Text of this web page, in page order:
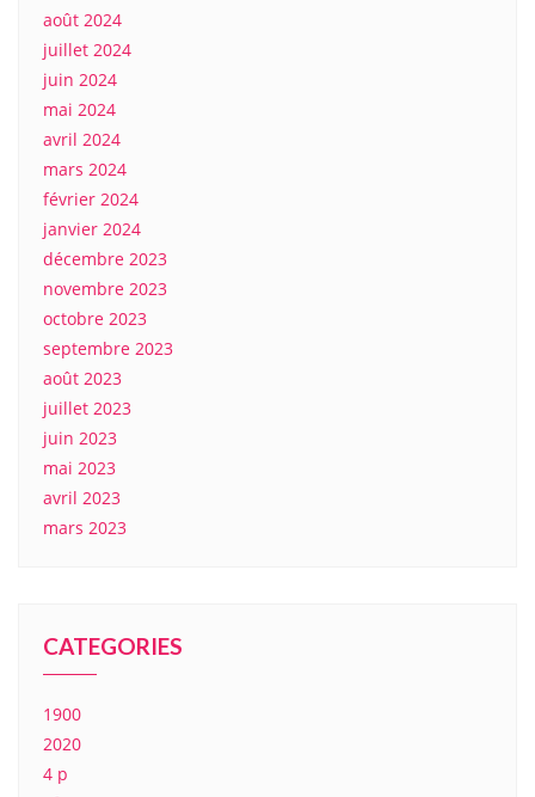
août 2024
juillet 2024
juin 2024
mai 2024
avril 2024
mars 2024
février 2024
janvier 2024
décembre 2023
novembre 2023
octobre 2023
septembre 2023
août 2023
juillet 2023
juin 2023
mai 2023
avril 2023
mars 2023
CATEGORIES
1900
2020
4 p